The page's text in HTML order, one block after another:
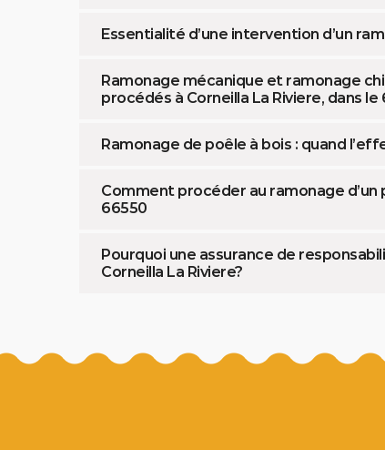
Essentialité d’une intervention d’un
Ramonage mécanique et ramonage
procédés à Corneilla La Riviere, dans le
Ramonage de poêle à bois : quand
Comment procéder au ramonage d’un
66550
Pourquoi une assurance de
Corneilla La Riviere?